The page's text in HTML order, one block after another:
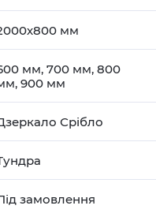
мм
мм, 700 мм, 800
900 мм
Срібло
замовлення